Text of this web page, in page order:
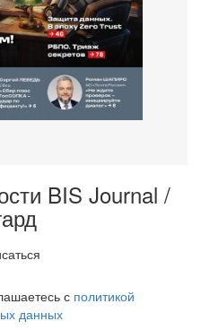
BIS Journal /
с политикой
данных